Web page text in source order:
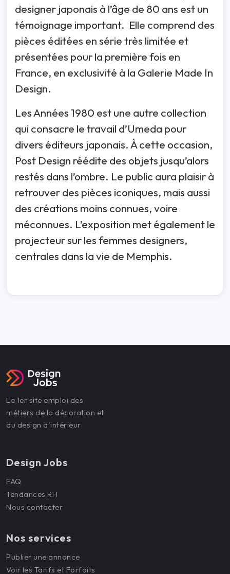
designer japonais à l’âge de 80 ans est un
témoignage important. Elle comprend des
pièces éditées en série très limitée et
présentées pour la première fois en
France, en exclusivité à la Galerie Made In
Design.
Les Années 1980 est une autre collection
qui consacre le travail d’Umeda pour
divers éditeurs japonais. À cette occasion,
Post Design réédite des objets jusqu’alors
restés dans l’ombre. Le public aura plaisir à
retrouver des pièces iconiques, mais aussi
des créations moins connues, voire
méconnues. L’exposition met également le
projecteur sur les femmes designers,
centrales dans la vie de Memphis.
Le 1er site emploi des
métiers de la décoration et
du design d’intérieur
Design Jobs
FAQ
Tendances RH
Nous contacter
Nos services
Publier une annonce
Voir les Tarifs et Forfaits